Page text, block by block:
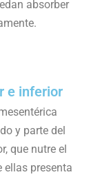
absorber
e inferior
y parte del
que nutre el
ellas presenta